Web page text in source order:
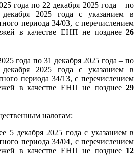
года по 22 декабря 2025 года – по
2025 года с указанием в
периода 34/03, с перечислением
в качестве ЕНП не позднее 26
года по 31 декабря 2025 года – по
2025 года с указанием в
периода 34/13, с перечислением
в качестве ЕНП не позднее 29
налогам:
5 декабря 2025 года с указанием в
периода 34/04, с перечислением
в качестве ЕНП не позднее 12